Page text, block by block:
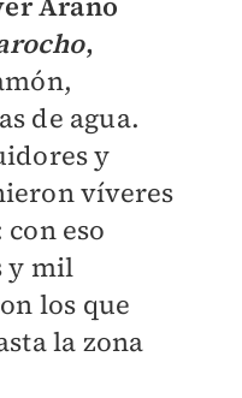
,
de agua.
y
víveres
eso
y mil
los que
la zona